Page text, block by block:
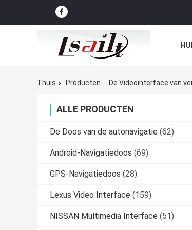
Thuis
Producten De Videointerface van
ALLE PRODUCTEN
De Doos van de autonavigatie (62)
Android-Navigatiedoos (69)
GPS-Navigatiedoos (28)
Lexus Video Interface (159)
NISSAN Multimedia Interface (51)